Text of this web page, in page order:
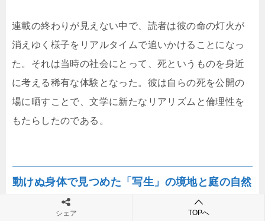
連載の終わりが見えない中で、読者は彼の命の灯火が
消えゆく様子をリアルタイムで追いかけることになっ
た。それは当時の社会にとって、死というものを身近
に考える稀有な体験となった。彼は自らの死を公開の
場に晒すことで、文学に新たなリアリズムと倫理性を
もたらしたのである。
動けぬ身体で見つめた「写生」の境地と庭の自然
シェア TOPへ